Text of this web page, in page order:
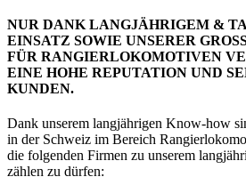
NUR DANK LANGJÄHRIGEM &
EINSATZ SOWIE UNSERER
FÜR RANGIERLOKOMOTIVEN
EINE HOHE REPUTATION UND
KUNDEN.
Dank unserem langjährigen Know-how
in der Schweiz im Bereich
die folgenden Firmen zu unserem
zählen zu dürfen: